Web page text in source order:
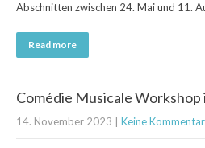
Abschnitten zwischen 24. Mai und 11.
Read more
Comédie Musicale Workshop
14. November 2023 Keine